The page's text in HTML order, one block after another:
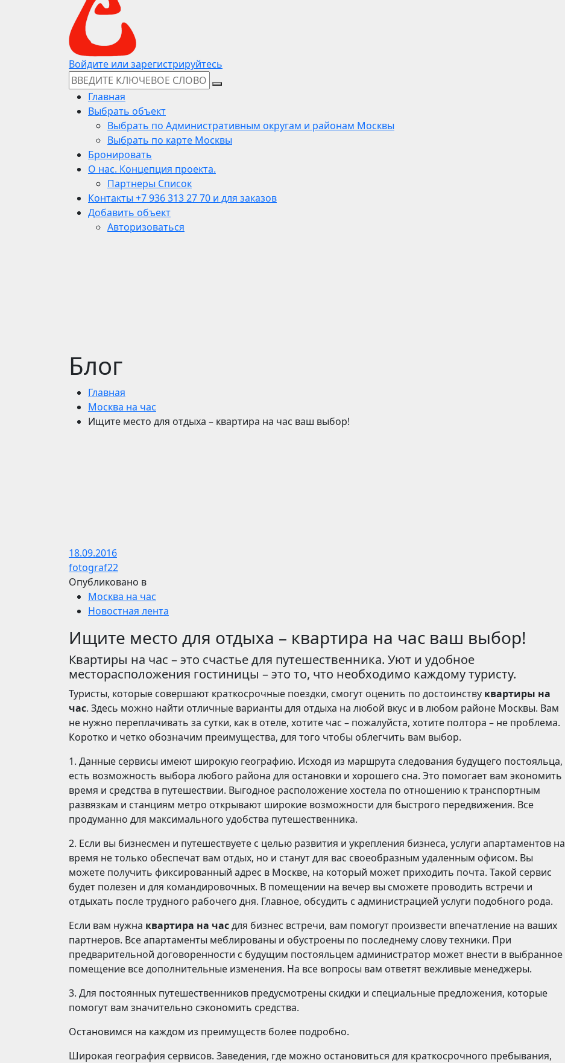
Войдите или зарегистрируйтесь
Главная
Выбрать объект
Выбрать по Административным округам и районам Москвы
Выбрать по карте Москвы
Бронировать
О нас. Концепция проекта.
Партнеры Список
Контакты +7 936 313 27 70 и для заказов
Добавить объект
Авторизоваться
Блог
Главная
Москва на час
Ищите место для отдыха – квартира на час ваш выбор!
18.09.2016
fotograf22
Опубликовано в
Москва на час
Новостная лента
Ищите место для отдыха – квартира на час ваш выбор!
Квартиры на час – это счастье для путешественника. Уют и удобное
месторасположения гостиницы – это то, что необходимо каждому туристу.
Туристы, которые совершают краткосрочные поездки, смогут оценить по достоинству квартиры на
час. Здесь можно найти отличные варианты для отдыха на любой вкус и в любом районе Москвы. Вам
не нужно переплачивать за сутки, как в отеле, хотите час – пожалуйста, хотите полтора – не проблема.
Коротко и четко обозначим преимущества, для того чтобы облегчить вам выбор.
1. Данные сервисы имеют широкую географию. Исходя из маршрута следования будущего постояльца,
есть возможность выбора любого района для остановки и хорошего сна. Это помогает вам экономить
время и средства в путешествии. Выгодное расположение хостела по отношению к транспортным
развязкам и станциям метро открывают широкие возможности для быстрого передвижения. Все
продуманно для максимального удобства путешественника.
2. Если вы бизнесмен и путешествуете с целью развития и укрепления бизнеса, услуги апартаментов на
время не только обеспечат вам отдых, но и станут для вас своеобразным удаленным офисом. Вы
можете получить фиксированный адрес в Москве, на который может приходить почта. Такой сервис
будет полезен и для командировочных. В помещении на вечер вы сможете проводить встречи и
отдыхать после трудного рабочего дня. Главное, обсудить с администрацией услуги подобного рода.
Если вам нужна квартира на часдля бизнес встречи, вам помогут произвести впечатление на ваших
партнеров. Все апартаменты меблированы и обустроены по последнему слову техники. При
предварительной договоренности с будущим постояльцем администратор может внести в выбранное
помещение все дополнительные изменения. На все вопросы вам ответят вежливые менеджеры.
3. Для постоянных путешественников предусмотрены скидки и специальные предложения, которые
помогут вам значительно сэкономить средства.
Остановимся на каждом из преимуществ более подробно.
Широкая география сервисов. Заведения, где можно остановиться для краткосрочного пребывания,